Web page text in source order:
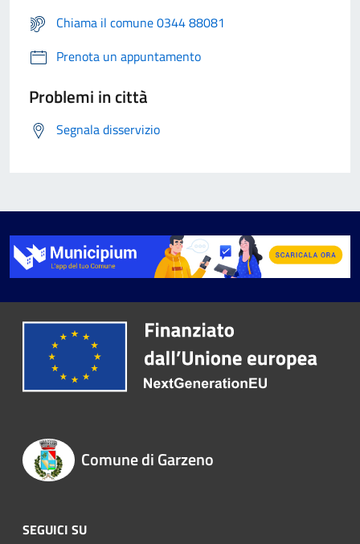
Chiama il comune 0344 88081
Prenota un appuntamento
Problemi in città
Segnala disservizio
Comune di Garzeno
SEGUICI SU